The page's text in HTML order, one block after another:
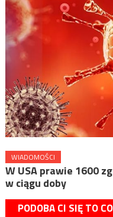
WIADOMOŚCI
W USA prawie 1600
w ciągu doby
PODOBA CI SIĘ TO